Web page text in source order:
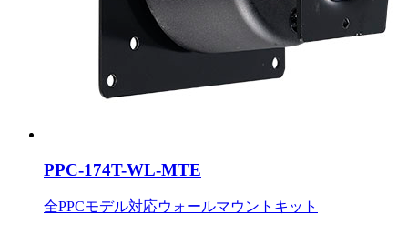
PPC-174T-WL-MTE
全PPCモデル対応ウォールマウントキット